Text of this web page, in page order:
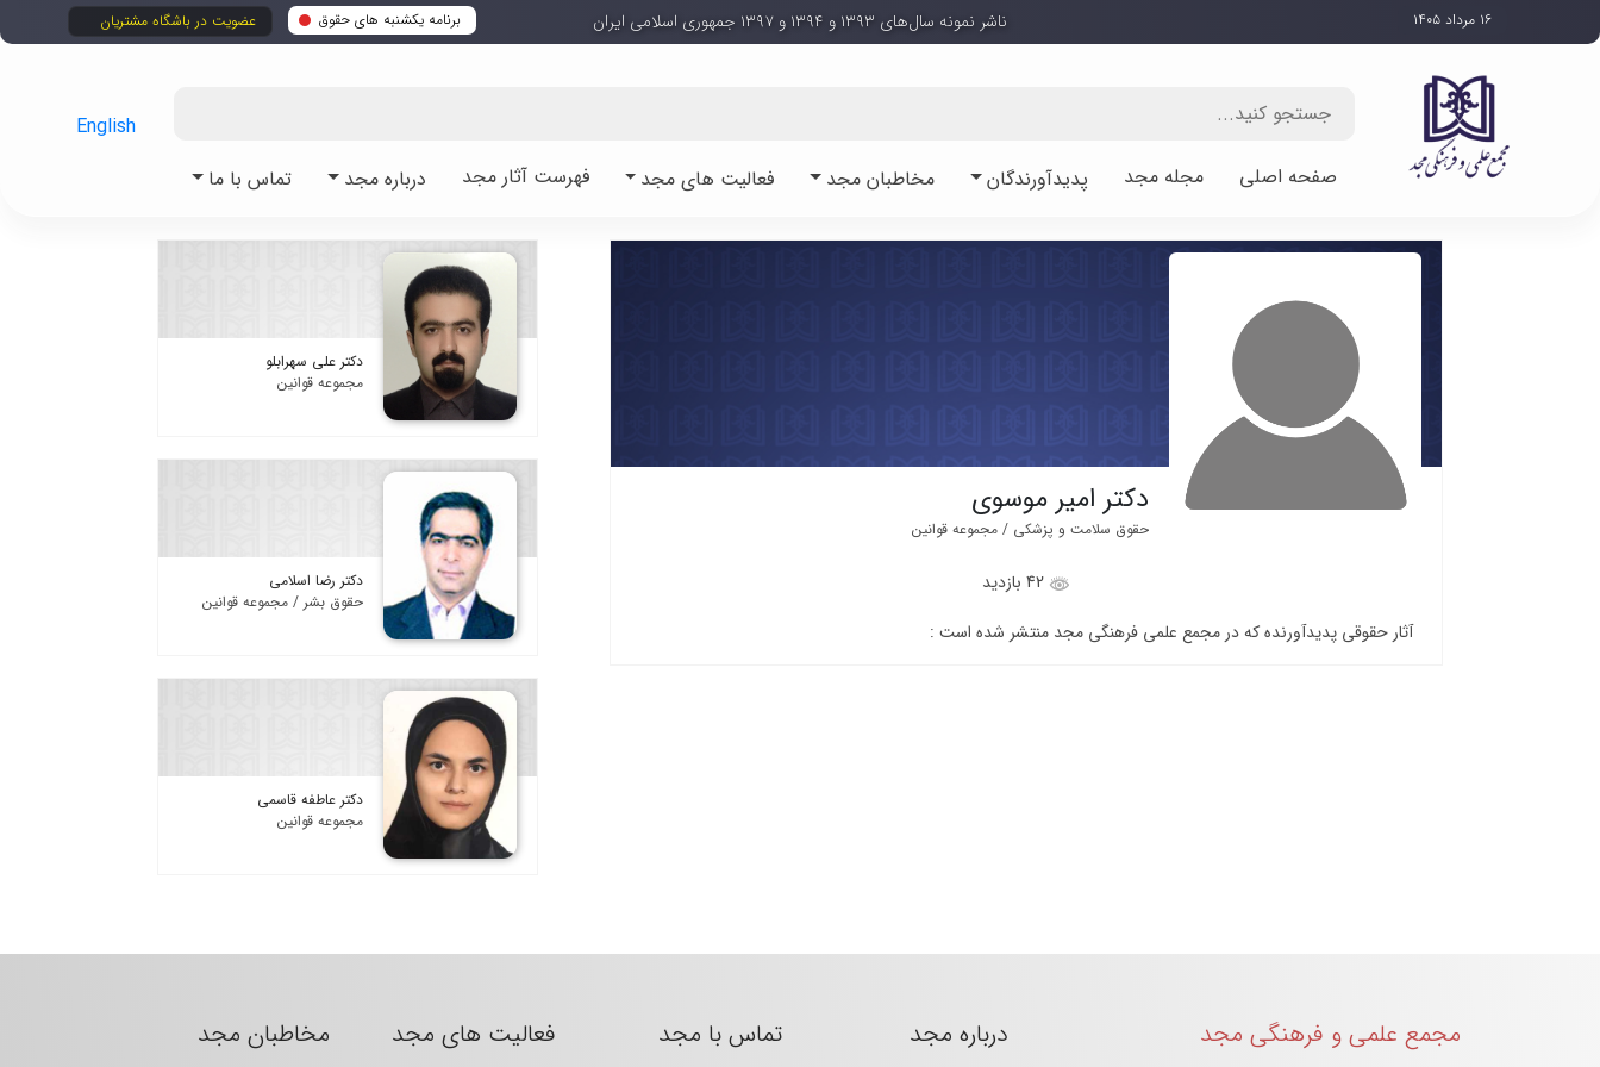
برنامه یکشنبه های حقوق عضویت در باشگاه مشتریان ۱۶ مرداد ۱۴۰۵ ناشر نمونه سال‌های ۱۳۹۳ و ۱۳۹۴ و ۱۳۹۷ جمهوری اسلامی ایران
صفحه اصلی مجله مجد پدیدآورندگان مخاطبان مجد فعالیت های مجد فهرست آثار مجد درباره مجد تماس با ما
English
دکتر امیر موسوی
حقوق سلامت و پزشکی / مجموعه قوانین
آثار حقوقی پدیدآورنده که در مجمع علمی فرهنگی مجد منتشر شده است :
دکتر علی سهرابلو
مجموعه قوانین
دکتر رضا اسلامی
حقوق بشر / مجموعه قوانین
دکتر عاطفه قاسمی
مجموعه قوانین
مجمع علمی و فرهنگی مجد درباره مجد تماس با مجد فعالیت های مجد مخاطبان مجد